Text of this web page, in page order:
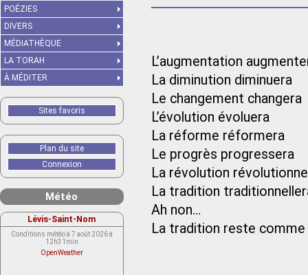
L’augmentation
La diminution diminuera
Le changement changera
L’évolution évoluera
La réforme réformera
Le progrès progressera
La révolution
La tradition
Ah non…
La tradition reste
POÉZIES
DIVERS
MÉDIATHÈQUE
LA TORAH
À MÉDITER
Sites favoris
Plan du site
Connexion
Météo
Lévis-Saint-Nom
Conditions météo à 7 août 2026 à
12h31min
OpenWeather